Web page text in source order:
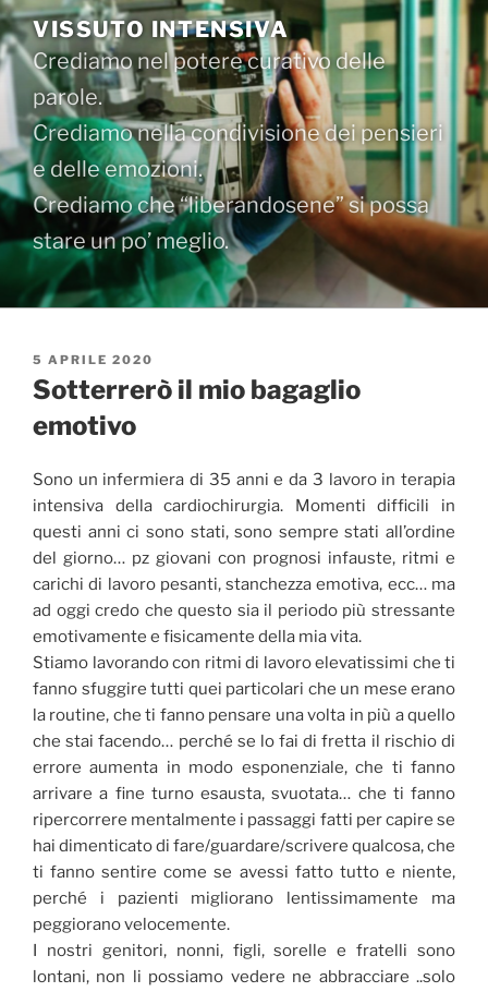
Salta
al
contenuto
VISSUTO INTENSIVA
Crediamo nel potere curativo delle
parole.
Crediamo nella condivisione dei pensieri
e delle emozioni.
Crediamo che “liberandosene” si possa
stare un po’ meglio.
PUBBLICATO
IL
5 APRILE 2020
Sotterrerò il mio bagaglio
emotivo
Sono un infermiera di 35 anni e da 3 lavoro in terapia
intensiva della cardiochirurgia. Momenti difficili in
questi anni ci sono stati, sono sempre stati all’ordine
del giorno… pz giovani con prognosi infauste, ritmi e
carichi di lavoro pesanti, stanchezza emotiva, ecc… ma
ad oggi credo che questo sia il periodo più stressante
emotivamente e fisicamente della mia vita.
Stiamo lavorando con ritmi di lavoro elevatissimi che ti
fanno sfuggire tutti quei particolari che un mese erano
la routine, che ti fanno pensare una volta in più a quello
che stai facendo… perché se lo fai di fretta il rischio di
errore aumenta in modo esponenziale, che ti fanno
arrivare a fine turno esausta, svuotata… che ti fanno
ripercorrere mentalmente i passaggi fatti per capire se
hai dimenticato di fare/guardare/scrivere qualcosa, che
ti fanno sentire come se avessi fatto tutto e niente,
perché i pazienti migliorano lentissimamente ma
peggiorano velocemente.
I nostri genitori, nonni, figli, sorelle e fratelli sono
lontani, non li possiamo vedere ne abbracciare ..solo